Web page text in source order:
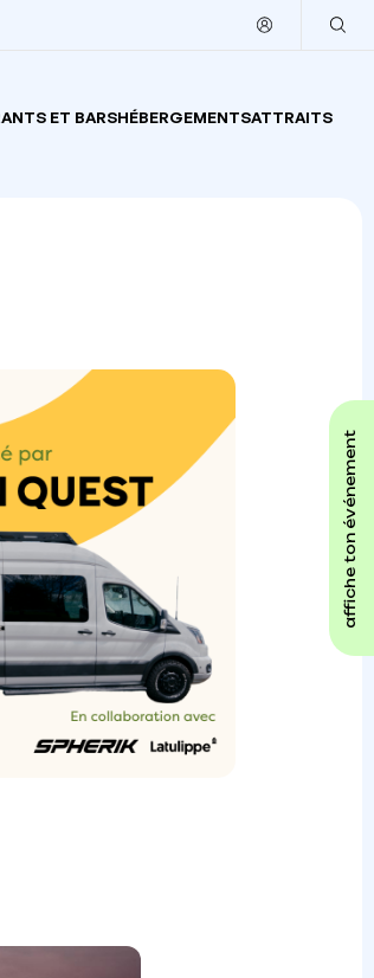
ET BARSHÉBERGEMENTSATTRAITS
affiche ton événement